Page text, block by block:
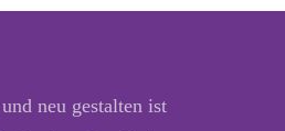
neu gestalten ist